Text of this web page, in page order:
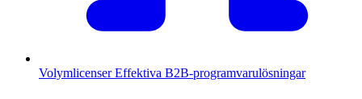
Volymlicenser Effektiva B2B-programvarulösningar